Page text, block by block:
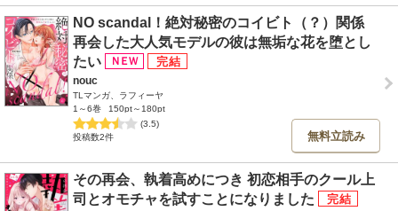
NO scandal！絶対秘密のコイビト（？）関係
再会した大人気モデルの彼は無垢な花を堕とし
たい
nouc
TLマンガ、ラフィーヤ
1～6巻
150pt～180pt
(3.5)
投稿数2件
無料立読み
その再会、執着高めにつき 初恋相手のクール上
司とオモチャを試すことになりました